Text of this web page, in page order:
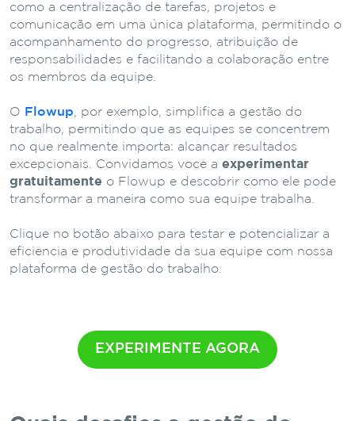
como a centralização de tarefas, projetos e
comunicação em uma única plataforma, permitindo o
acompanhamento do progresso, atribuição de
responsabilidades e facilitando a colaboração entre
os membros da equipe.
O Flowup , por exemplo, simplifica a gestão do
trabalho, permitindo que as equipes se concentrem
no que realmente importa: alcançar resultados
excepcionais. Convidamos você a experimentar
gratuitamente o Flowup e descobrir como ele pode
transformar a maneira como sua equipe trabalha.
Clique no botão abaixo para testar e potencializar a
eficiência e produtividade da sua equipe com nossa
plataforma de gestão do trabalho.
EXPERIMENTE AGORA